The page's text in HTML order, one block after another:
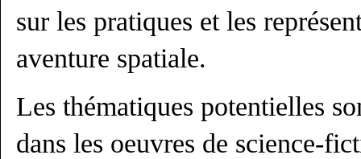
sur les pratiques et les
aventure spatiale.
Les thématiques potentielles
dans les oeuvres de science-